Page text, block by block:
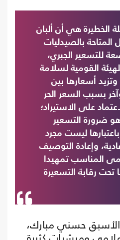
الخطيرة هي أن ألبان
المتاحة بالصيدليات
للتسعير الجبري،
القومية لسلامة
وتزيد أسعارها بين
بسبب السعر الحر
على الاستيراد؛
ضرورة التسعير
باعتبارها ليست مجرد
وإعادة التوصيف
المناسب تمهيدا
تحت رقابة التسعيرة
حسني مبارك،